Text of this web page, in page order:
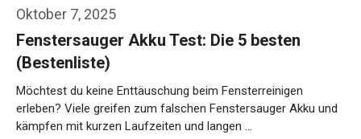
Oktober 7, 2025
Fenstersauger Akku Test: Die 5 besten
(Bestenliste)
Möchtest du keine Enttäuschung beim Fensterreinigen
erleben? Viele greifen zum falschen Fenstersauger Akku und
kämpfen mit kurzen Laufzeiten und langen …